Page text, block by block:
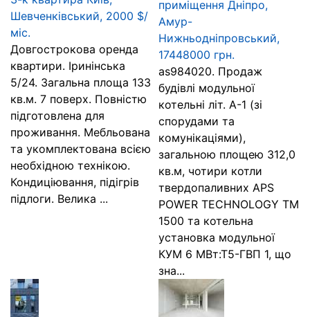
Шевченківський, 2000 $/
міс.
Довгострокова оренда
квартири. Іринінська
5/24. Загальна площа 133
кв.м. 7 поверх. Повністю
підготовлена для
проживання. Мебльована
та укомплектована всією
необхідною технікою.
Кондиціювання, підігрів
підлоги. Велика ...
приміщення Дніпро,
Амур-
Нижньодніпровський,
17448000 грн.
as984020. Продаж
будівлі модульної
котельні літ. А-1 (зі
спорудами та
комунікаціями),
загальною площею 312,0
кв.м, чотири котли
твердопаливних APS
POWER TECHNOLOGY TM
1500 та котельна
установка модульної
КУМ 6 МВт:Т5-ГВП 1, що
зна...